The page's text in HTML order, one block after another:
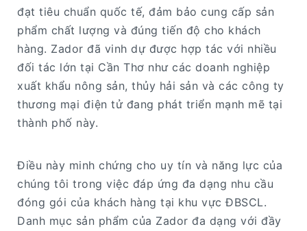
đạt tiêu chuẩn quốc tế, đảm bảo cung cấp sản
phẩm chất lượng và đúng tiến độ cho khách
hàng. Zador đã vinh dự được hợp tác với nhiều
đối tác lớn tại Cần Thơ như các doanh nghiệp
xuất khẩu nông sản, thủy hải sản và các công ty
thương mại điện tử đang phát triển mạnh mẽ tại
thành phố này.
Điều này minh chứng cho uy tín và năng lực của
chúng tôi trong việc đáp ứng đa dạng nhu cầu
đóng gói của khách hàng tại khu vực ĐBSCL.
Danh mục sản phẩm của Zador đa dạng với đầy